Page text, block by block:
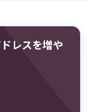
レスを増や